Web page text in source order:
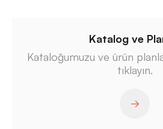
Katalog ve
Kataloğumuzu ve ürün
tıklayın.